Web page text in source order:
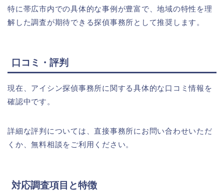
特に帯広市内での具体的な事例が豊富で、地域の特性を理
解した調査が期待できる探偵事務所として推奨します。
口コミ・評判
現在、アイシン探偵事務所に関する具体的な口コミ情報を
確認中です。
詳細な評判については、直接事務所にお問い合わせいただ
くか、無料相談をご利用ください。
対応調査項目と特徴